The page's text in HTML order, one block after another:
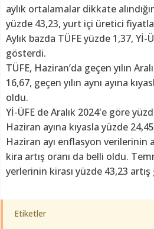
aylık ortalamalar dikkate
yüzde 43,23, yurt içi üretici
Aylık bazda TÜFE yüzde 1,37, Yİ-
gösterdi.
TÜFE, Haziran’da geçen yılın
16,67, geçen yılın aynı ayına
oldu.
Yİ-ÜFE de Aralık 2024'e göre
Haziran ayına kıyasla yüzde
Haziran ayı enflasyon verilerinin
kira artış oranı da belli oldu.
yerlerinin kirası yüzde 43,23
Etiketler